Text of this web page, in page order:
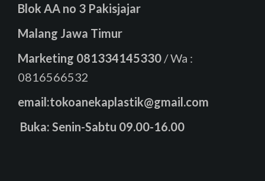
Blok AA no 3 Pakisjajar
Malang Jawa Timur
Marketing 081334145330 / Wa :
0816566532
email:tokoanekaplastik@gmail.com
Buka: Senin-Sabtu 09.00-16.00